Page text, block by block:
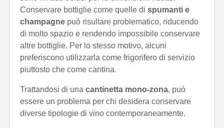
Conservare bottiglie come quelle di spumanti e
champagne può risultare problematico, riducendo
di molto spazio e rendendo impossibile conservare
altre bottiglie. Per lo stesso motivo, alcuni
preferiscono utilizzarla come frigorifero di servizio
piuttosto che come cantina.
Trattandosi di una cantinetta mono-zona, può
essere un problema per chi desidera conservare
diverse tipologie di vino contemporaneamente.